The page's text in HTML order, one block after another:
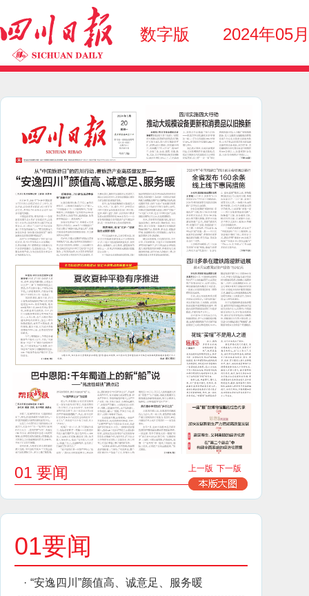
数字版 2024年05
01 要闻 上一版 下一版
01要闻
· “安逸四川”颜值高、诚意足、服务暖